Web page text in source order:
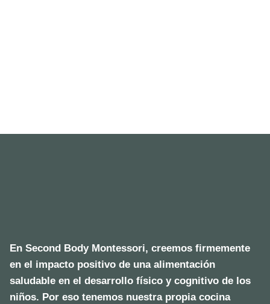
En Second Body Montessori, creemos firmemente
en el impacto positivo de una alimentación
saludable en el desarrollo físico y cognitivo de los
niños. Por eso tenemos nuestra propia cocina